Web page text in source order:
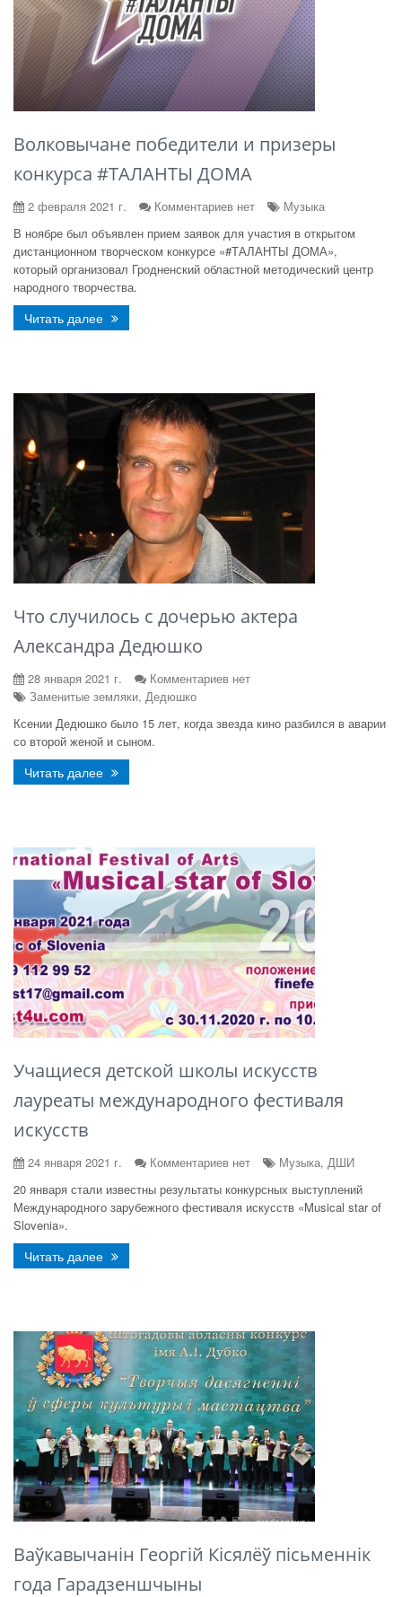
Волковычане победители и призеры
конкурса #ТАЛАНТЫ ДОМА
2 февраля 2021 г. Комментариев нет
Музыка
В ноябре был объявлен прием заявок для участия в открытом
дистанционном творческом конкурсе «#ТАЛАНТЫ ДОМА»,
который организовал Гродненский областной методический центр
народного творчества.
Читать далее
Что случилось с дочерью актера
Александра Дедюшко
28 января 2021 г.
Комментариев нет
Заменитые земляки, Дедюшко
Ксении Дедюшко было 15 лет, когда звезда кино разбился в аварии
со второй женой и сыном.
Читать далее
Учащиеся детской школы искусств
лауреаты международного фестиваля
искусств
24 января 2021 г. Комментариев нет
Музыка, ДШИ
20 января стали известны результаты конкурсных выступлений
Международного зарубежного фестиваля искусств «Musical star of
Slovenia».
Читать далее
Ваўкавычанін Георгій Кісялёў пісьменнік
года Гарадзеншчыны